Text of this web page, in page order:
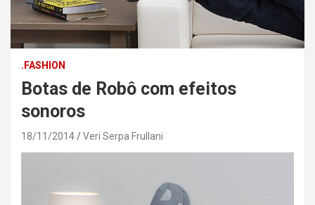
.FASHION
Botas de Robô com efeitos
sonoros
18/11/2014 Veri Serpa Frullani